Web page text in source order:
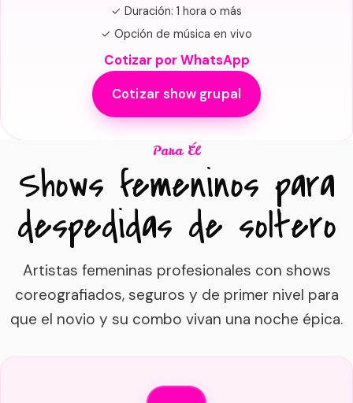
✓ Duración: 1 hora o más
✓ Opción de música en vivo
Cotizar por WhatsApp
Cotizar show grupal
Para Él
Shows femeninos para
despedidas de soltero
Artistas femeninas profesionales con shows
coreografiados, seguros y de primer nivel para
que el novio y su combo vivan una noche épica.